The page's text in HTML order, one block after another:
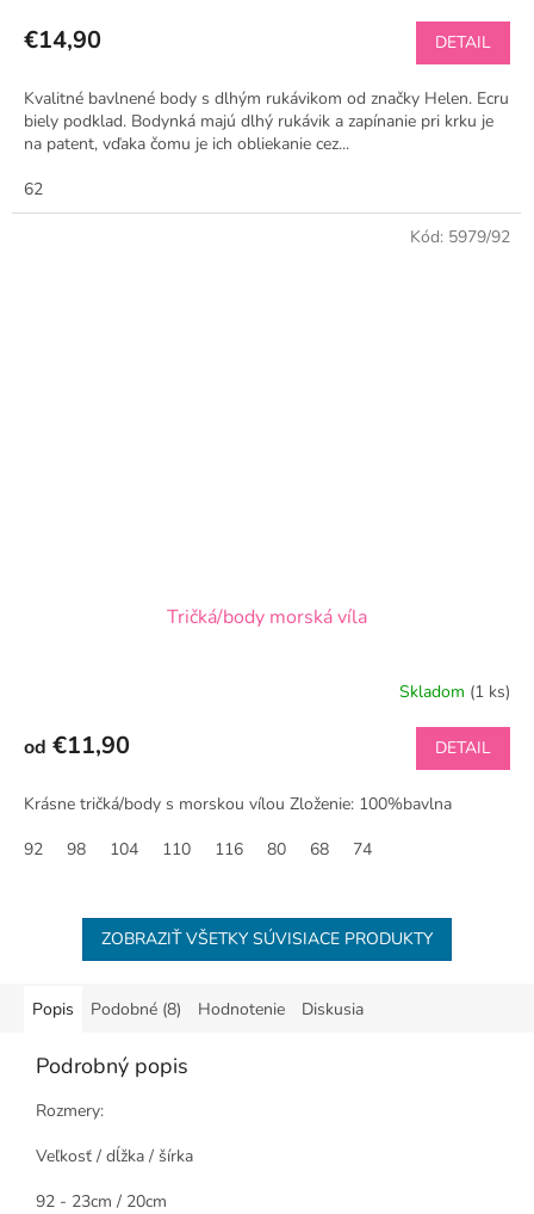
€14,90 DETAIL
Kvalitné bavlnené body s dlhým rukávikom od značky Helen. Ecru
biely podklad. Bodynká majú dlhý rukávik a zapínanie pri krku je
na patent, vďaka čomu je ich obliekanie cez...
62
Tričká/body morská víla
Skladom (1 ks)
od €11,90 DETAIL
Krásne tričká/body s morskou vílou Zloženie: 100%bavlna
92
98 104 110 116 80 68 74
Kód: 5979/92
ZOBRAZIŤ VŠETKY SÚVISIACE PRODUKTY
Popis Podobné (8) Hodnotenie Diskusia
Podrobný popis
Rozmery:
Veľkosť / dĺžka / šírka
92 - 23cm / 20cm